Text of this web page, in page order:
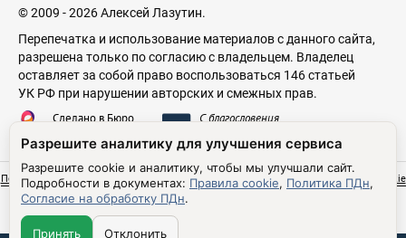
© 2009 - 2026 Алексей Лазутин.
Перепечатка и использование материалов с данного сайта,
разрешена только по согласию с владельцем. Владелец
оставляет за собой право воспользоваться 146 статьей
УК РФ при нарушении авторских и смежных прав.
Сделано в Бюро
С благословения
Политика обработки персональных данныхСогласие на обработку ПДнПравила cookie
Настройки cookie
Разрешите аналитику для улучшения сервиса
Разрешите cookie и аналитику, чтобы мы улучшали сайт.
Подробности в документах: Правила cookie, Политика ПДн,
Согласие на обработку ПДн.
Принять Отклонить